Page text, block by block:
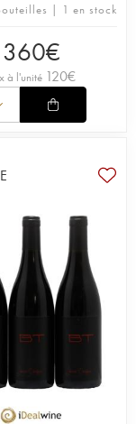
| 1 en stock
360€
à l'unité 120€